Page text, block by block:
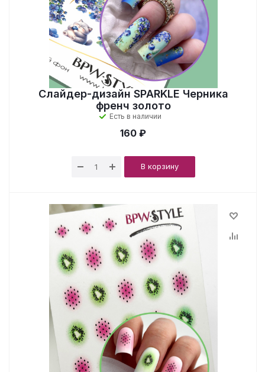
Слайдер-дизайн SPARKLE Черника
френч золото
Есть в наличии
160 ₽
В корзину